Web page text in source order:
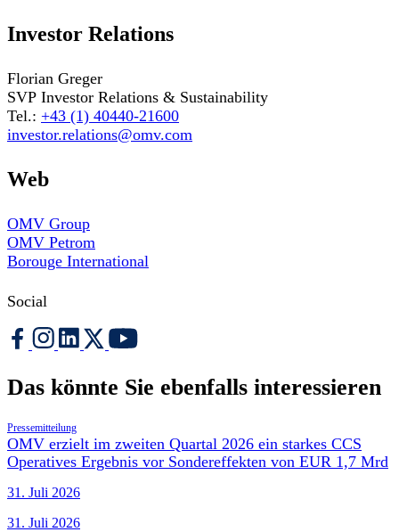
Investor Relations
Florian Greger
SVP Investor Relations & Sustainability
Tel.: +43 (1) 40440-21600
investor.relations@omv.com
Web
OMV Group
OMV Petrom
Borouge International
Social
Das könnte Sie ebenfalls interessieren
Pressemitteilung
OMV erzielt im zweiten Quartal 2026 ein starkes CCS
Operatives Ergebnis vor Sondereffekten von EUR 1,7 Mrd
31. Juli 2026
31. Juli 2026